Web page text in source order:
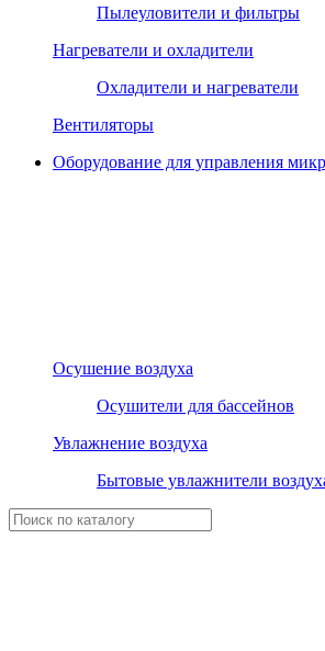
Пылеуловители и фильтры
Нагреватели и охладители
Охладители и нагреватели
Вентиляторы
Оборудование для управления
Осушение воздуха
Осушители для бассейнов
Увлажнение воздуха
Бытовые увлажнители